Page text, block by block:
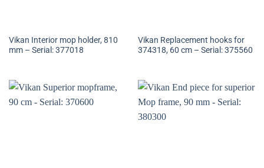
Vikan Interior mop holder, 810
mm – Serial: 377018
Vikan Replacement hooks for
374318, 60 cm – Serial: 375560